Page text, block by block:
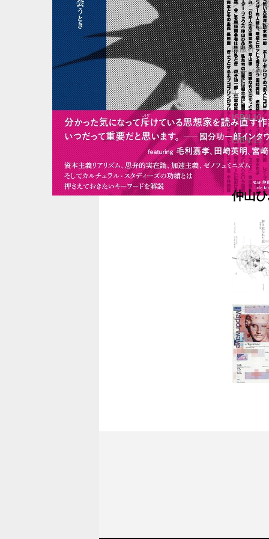
ジャンル
アイテム
出版社
ページ数
大きさ
ISBN-10
ISBN-13
仲山